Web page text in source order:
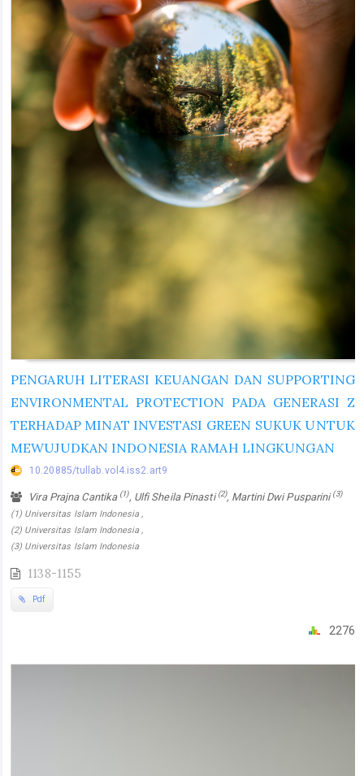
PENGARUH LITERASI KEUANGAN DAN SUPPORTING
ENVIRONMENTAL PROTECTION PADA GENERASI Z
TERHADAP MINAT INVESTASI GREEN SUKUK UNTUK
MEWUJUDKAN INDONESIA RAMAH LINGKUNGAN
10.20885/tullab.vol4.iss2.art9
Vira Prajna Cantika (1), Ulfi Sheila Pinasti(2), Martini Dwi Pusparini(3)
(1) Universitas Islam Indonesia ,
(2) Universitas Islam Indonesia ,
(3) Universitas Islam Indonesia
1138-1155
Pdf
2276